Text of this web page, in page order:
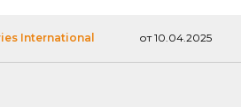
International от 10.04.2025